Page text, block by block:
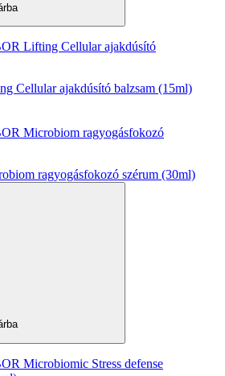
Cellular ajakdúsító balzsam (15ml)
ragyogásfokozó szérum (30ml)